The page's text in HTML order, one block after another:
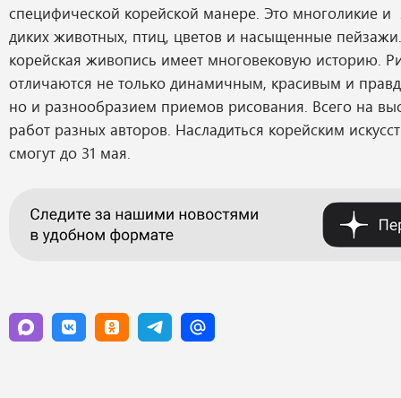
специфической корейской манере. Это многоликие
диких животных, птиц, цветов и насыщенные
корейская живопись имеет многовековую историю.
отличаются не только динамичным, красивым и
но и разнообразием приемов рисования. Всего на
работ разных авторов. Насладиться корейским
смогут до 31 мая.